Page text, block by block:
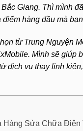
Giang. Thì mình
hàng đầu mà
từ Trung Nguyện
Mình sẽ giúp
dịch vụ thay linh
Hàng Sửa Chữa Điện